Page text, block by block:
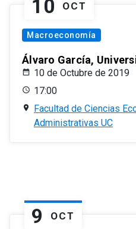
10 OCT
Macroeconomía
Álvaro García,
10 de Octubre de 2019
17:00
Facultad de Ciencias
Administrativas UC
9 OCT